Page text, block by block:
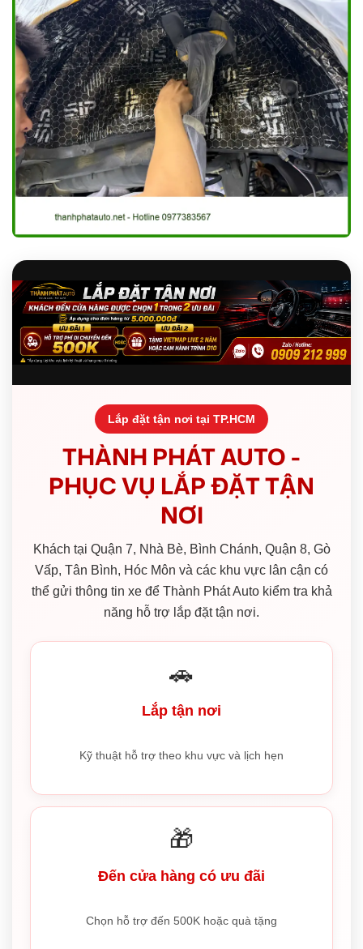
Lắp đặt tận nơi tại TP.HCM
THÀNH PHÁT AUTO -
PHỤC VỤ LẮP ĐẶT TẬN
NƠI
Khách tại Quận 7, Nhà Bè, Bình Chánh, Quận 8, Gò
Vấp, Tân Bình, Hóc Môn và các khu vực lân cận có
thể gửi thông tin xe để Thành Phát Auto kiểm tra khả
năng hỗ trợ lắp đặt tận nơi.
🚗
Lắp tận nơi
Kỹ thuật hỗ trợ theo khu vực và lịch hẹn
🎁
Đến cửa hàng có ưu đãi
Chọn hỗ trợ đến 500K hoặc quà tặng